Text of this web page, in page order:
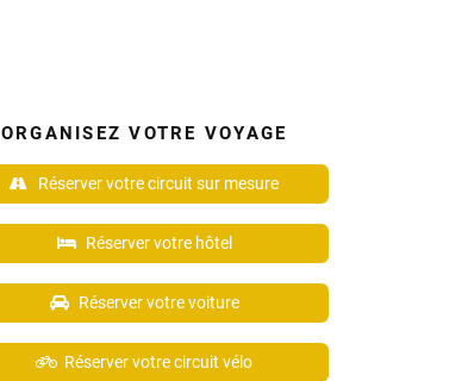
ORGANISEZ VOTRE VOYAGE
Réserver votre circuit sur mesure
Réserver votre hôtel
Réserver votre voiture
Réserver votre circuit vélo